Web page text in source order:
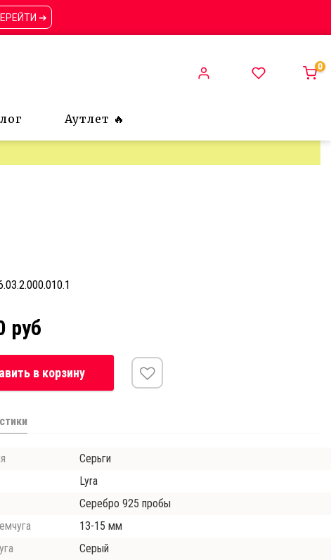
➔
0
Аутлет 🔥
руб
в корзину
Серьги
Lyra
Серебро 925 пробы
13-15 мм
Серый